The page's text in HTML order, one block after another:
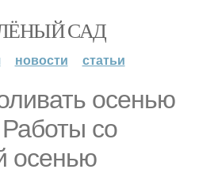
САД
новости статьи
осенью
со
осенью